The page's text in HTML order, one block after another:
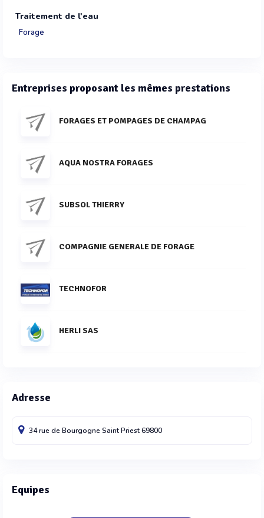
Traitement de l'eau
Forage
Entreprises proposant les mêmes prestations
FORAGES ET POMPAGES DE CHAMPAG
AQUA NOSTRA FORAGES
SUBSOL THIERRY
COMPAGNIE GENERALE DE FORAGE
TECHNOFOR
HERLI SAS
Adresse
34 rue de Bourgogne Saint Priest69800
Equipes